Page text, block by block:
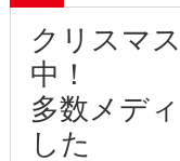
クリスマ
中！
多数メデ
した